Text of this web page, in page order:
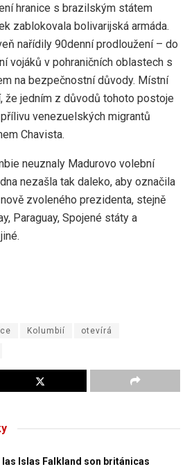
hranice s brazilským státem
zablokovala bolivarijská armáda.
nařídily 90denní prodloužení – do
vojáků v pohraničních oblastech s
na bezpečnostní důvody. Místní
že jedním z důvodů tohoto postoje
venezuelských migrantů
Chavista.
neuznaly Madurovo volební
nezašla tak daleko, aby označila
zvoleného prezidenta, stejně
Paraguay, Spojené státy a
Kolumbií otevírá
las Islas Falkland son británicas